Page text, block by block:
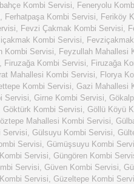
Kombi Servisi, Feneryolu
, Ferhatpaşa Kombi Servisi, Feriköy
, Fevzi Çakmak Kombi Servisi,
Kombi Servisi,
Kombi Servisi, Feyzullah Mahallesi
, Firuzağa Kombi Servisi, Firuzağa
Mahallesi Kombi Servisi, Florya
Kombi Servisi, Gazi Mahallesi
Servisi, Girne Kombi Servisi,
Göktürk Kombi Servisi, Göllü Köyü
Mahallesi Kombi Servisi,
Servisi, Gülsuyu Kombi Servisi,
Servisi, Gümüşsuyu Kombi
Servisi, Güngören Kombi
Servisi, Güven Kombi Servisi,
Servisi, Güzeltepe Kombi